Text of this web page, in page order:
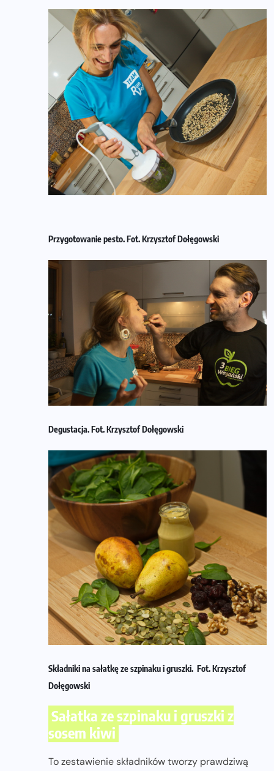
Przygotowanie pesto. Fot. Krzysztof Dołęgowski
Degustacja. Fot. Krzysztof Dołęgowski
Składniki na sałatkę ze szpinaku i gruszki. Fot. Krzysztof
Dołęgowski
Sałatka ze szpinaku i gruszki z
sosem kiwi
To zestawienie składników tworzy prawdziwą